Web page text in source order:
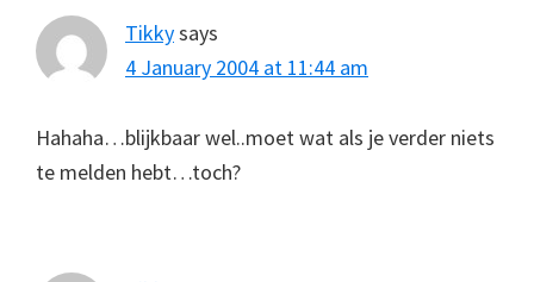
Tikkysays
4 January 2004 at 11:44 am
Hahaha…blijkbaar wel..moet wat als je verder niets
te melden hebt…toch?